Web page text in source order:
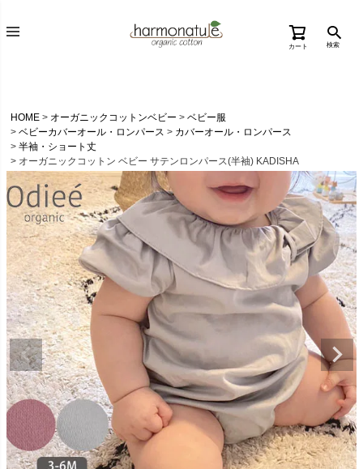
カート 検索
HOME オーガニックコットンベビー
ベビー服
ベビーカバーオール・ロンパース
カバーオール・ロンパース
半袖・ショート丈
オーガニックコットン ベビー サテンロンパース(半袖) KADISHA